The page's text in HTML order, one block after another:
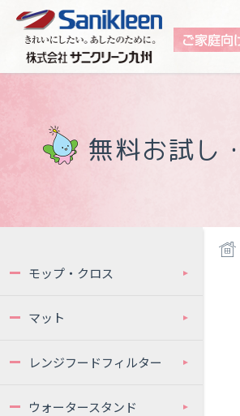
モップ・クロス
無料お試し
モップ・クロス
マット
レンジフードフィルター
ウォータースタンド